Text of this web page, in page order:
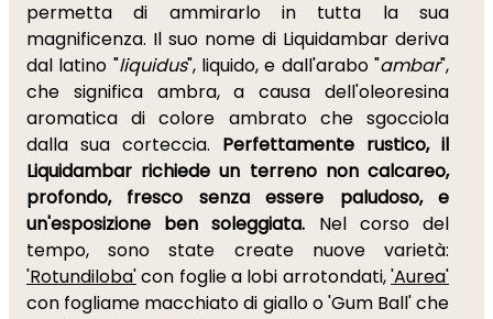
permetta di ammirarlo in tutta la sua
magnificenza. Il suo nome di Liquidambar deriva
dal latino "liquidus", liquido, e dall'arabo "ambar",
che significa ambra, a causa dell'oleoresina
aromatica di colore ambrato che sgocciola
dalla sua corteccia. Perfettamente rustico, il
Liquidambar richiede un terreno non calcareo,
profondo, fresco senza essere paludoso, e
un'esposizione ben soleggiata. Nel corso del
tempo, sono state create nuove varietà:
'Rotundiloba'con foglie a lobi arrotondati,'Aurea'
con fogliame macchiato di giallo o 'Gum Ball' che